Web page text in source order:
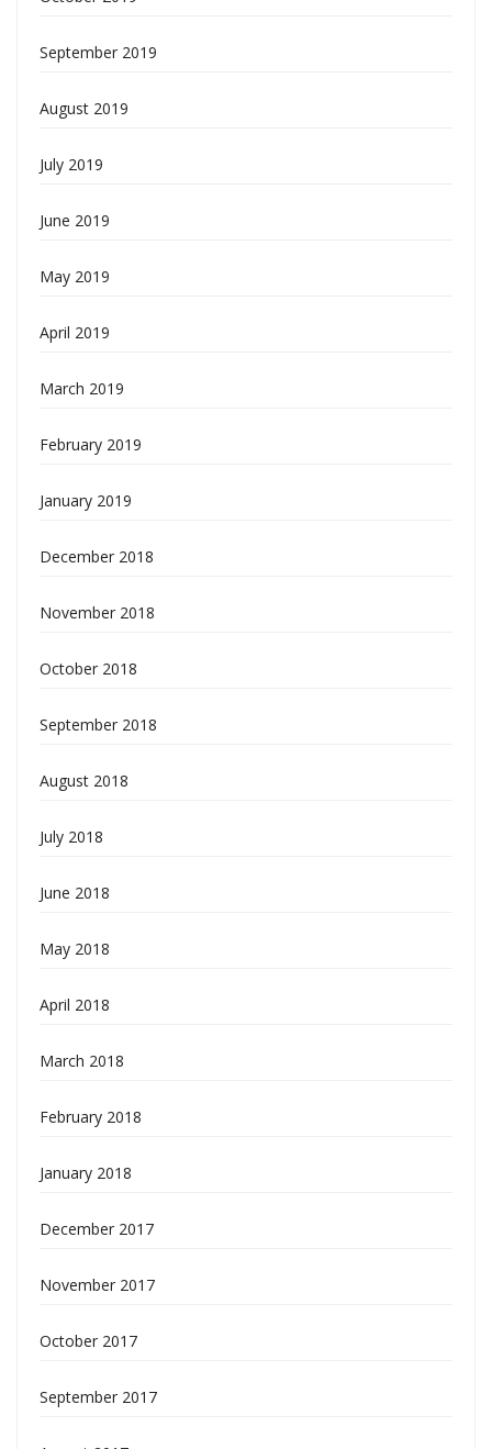
September 2019
August 2019
July 2019
June 2019
May 2019
April 2019
March 2019
February 2019
January 2019
December 2018
November 2018
October 2018
September 2018
August 2018
July 2018
June 2018
May 2018
April 2018
March 2018
February 2018
January 2018
December 2017
November 2017
October 2017
September 2017